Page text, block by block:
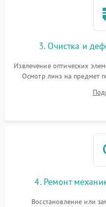
3. Очистка и
Извлечение оптических
Осмотр линз на предмет
покрытия или появления
спецрастворами.
4. Ремонт
Восстановление или